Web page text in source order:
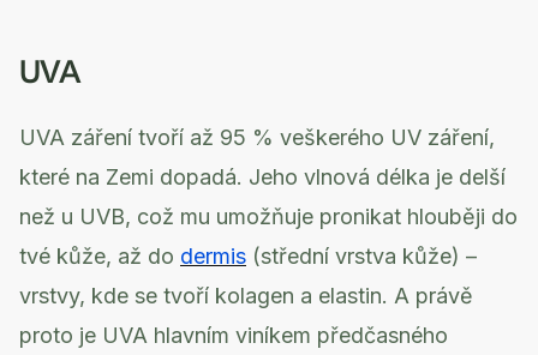
UVA
UVA záření tvoří až 95 % veškerého UV záření,
které na Zemi dopadá. Jeho vlnová délka je delší
než u UVB, což mu umožňuje pronikat hlouběji do
tvé kůže, až do dermis (střední vrstva kůže) –
vrstvy, kde se tvoří kolagen a elastin. A právě
proto je UVA hlavním viníkem předčasného